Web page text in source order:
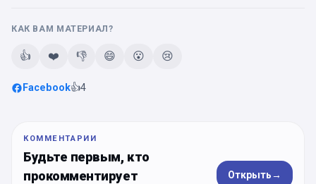
КАК ВАМ МАТЕРИАЛ?
👍 ❤️ 👎 😄 😮 😢
Facebook👍4
КОММЕНТАРИИ
Будьте первым, кто
прокомментирует
Открыть→